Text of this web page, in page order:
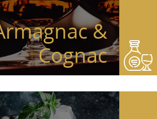
&
Cognac